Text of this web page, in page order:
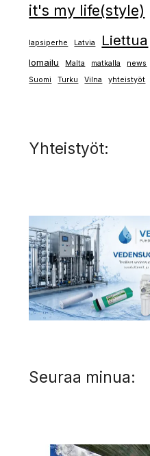
it's my life(style)
lapsiperhe Latvia Liettua
lomailu Malta matkalla news
Suomi Turku Vilna yhteistyöt
Yhteistyöt:
Seuraa minua: